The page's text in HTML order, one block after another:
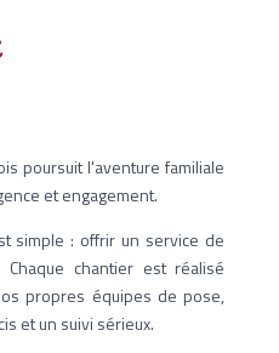
poursuit l'aventure familiale
et engagement.
simple : offrir un service de
chantier est réalisé
propres équipes de pose,
et un suivi sérieux.